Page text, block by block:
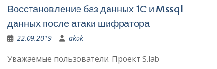
Восстановление баз данных 1С и Mssql
данных после атаки шифратора
22.09.2019 akok
Уважаемые пользователи. Проект S.lab